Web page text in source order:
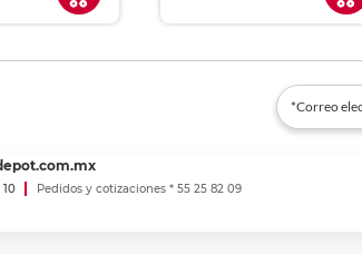
10
Pedidos y cotizaciones * 55 25 82 09